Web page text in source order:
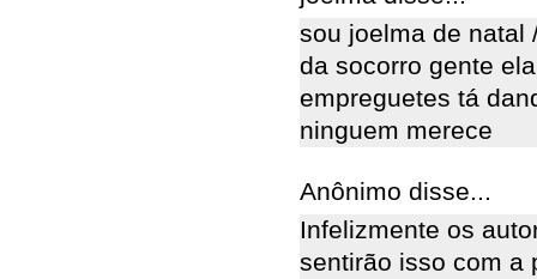
sou joelma de natal
da socorro gente
empreguetes tá
ninguem merece
Anônimo disse...
Infelizmente os
sentirão isso com a